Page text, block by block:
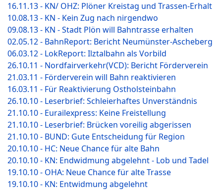
16.11.13 - KN/ OHZ: Plöner Kreistag und Trassen-Erhalt
10.08.13 - KN - Kein Zug nach nirgendwo
09.08.13 - KN - Stadt Plön will Bahntrasse erhalten
02.05.12 - BahnReport: Bericht Neumünster-Ascheberg
06.03.12 - LokReport: Ilztalbahn als Vorbild
26.10.11 - Nordfairverkehr(VCD): Bericht Förderverein
21.03.11 - Förderverein will Bahn reaktivieren
16.03.11 - Für Reaktivierung Ostholsteinbahn
26.10.10 - Leserbrief: Schleierhaftes Unverständnis
21.10.10 - Eurailexpress: Keine Freistellung
21.10.10 - Leserbrief: Brücken voreilig abgerissen
21.10.10 - BUND: Gute Entscheidung für Region
20.10.10 - HC: Neue Chance für alte Bahn
20.10.10 - KN: Endwidmung abgelehnt - Lob und Tadel
19.10.10 - OHA: Neue Chance für alte Trasse
19.10.10 - KN: Entwidmung abgelehnt